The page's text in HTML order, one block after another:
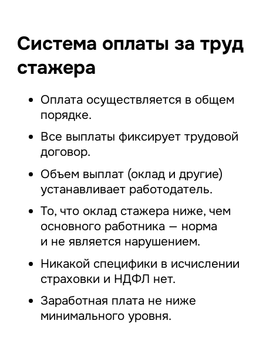
Система оплаты за труд
стажера
Оплата осуществляется в общем
порядке.
Все выплаты фиксирует трудовой
договор.
Объем выплат (оклад и другие)
устанавливает работодатель.
То, что оклад стажера ниже, чем
основного работника — норма
и не является нарушением.
Никакой специфики в исчислении
страховки и НДФЛ нет.
Заработная плата не ниже
минимального уровня.